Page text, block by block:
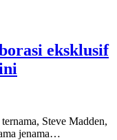
eksklusif
Steve Madden,
jenama…